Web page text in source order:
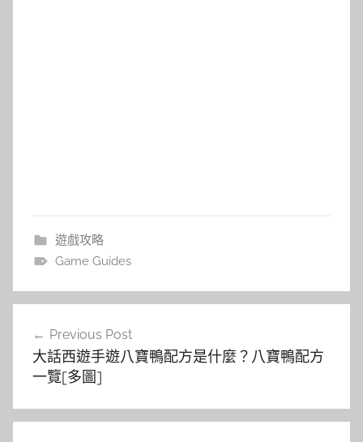
遊戲攻略
Game Guides
導
覽
Previous Post
大話西遊手遊八寶鴨配方是什麼？八寶鴨配方
一覽[多圖]